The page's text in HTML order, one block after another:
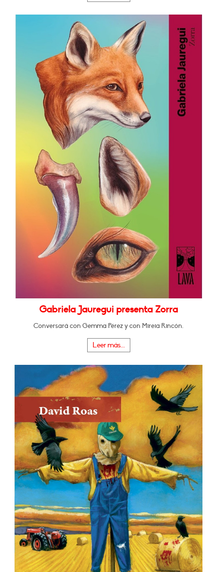
Gabriela Jauregui presenta Zorra
Conversará con Gemma Pérez y con Mireia Rincón.
Leer más...